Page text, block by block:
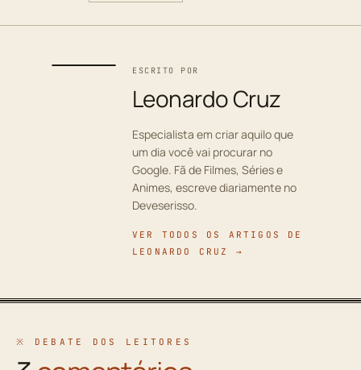
ESCRITO POR
Leonardo Cruz
Especialista em criar aquilo que
um dia você vai procurar no
Google. Fã de Filmes, Séries e
Animes, escreve diariamente no
Deveserisso.
VER TODOS OS ARTIGOS DE
LEONARDO CRUZ →
※ DEBATE DOS LEITORES